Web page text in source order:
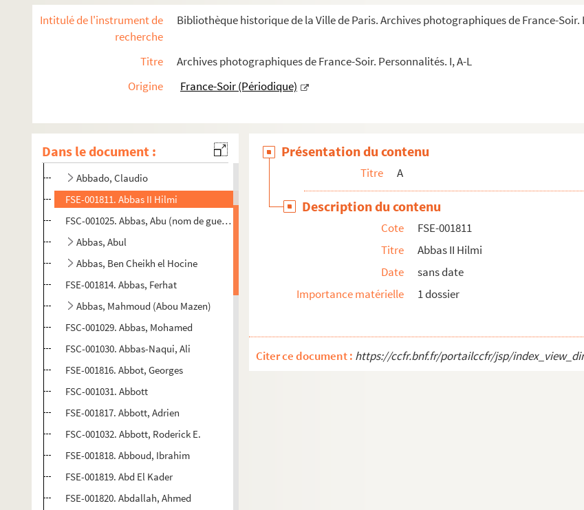
Intitulé de l'instrument de
recherche
Bibliothèque historique de la Ville de Paris. Archives photographiques de France-
Titre
Archives photographiques de France-Soir. Personnalités. I, A-L
Origine
France-Soir (Périodique)
Dans le document :
FSC-001019. Abacha, Sani
FSE-001806. Abadie, François
Abassi, Madani
FSE-001858. Abbacadabra
Abbadie, Axelle
Abbado, Claudio
FSE-001811. Abbas II Hilmi
FSC-001025. Abbas, Abu (nom de guerre)
Abbas, Abul
Abbas, Ben Cheikh el Hocine
FSE-001814. Abbas, Ferhat
Abbas, Mahmoud (Abou Mazen)
FSC-001029. Abbas, Mohamed
FSC-001030. Abbas-Naqui, Ali
FSE-001816. Abbot, Georges
FSC-001031. Abbott
FSE-001817. Abbott, Adrien
FSC-001032. Abbott, Roderick E.
FSE-001818. Abboud, Ibrahim
FSE-001819. Abd El Kader
FSE-001820. Abdallah, Ahmed
Présentation du contenu
Titre A
Description du contenu
Cote
FSE-001811
Titre
Abbas II Hilmi
Date
sans date
Importance matérielle
1 dossier
Citer ce document : https://ccfr.bnf.fr/portailccfr/jsp/